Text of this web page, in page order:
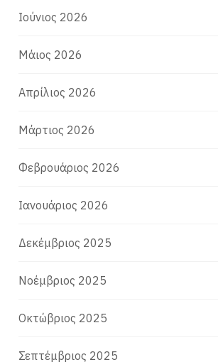
Ιούνιος 2026
Μάιος 2026
Απρίλιος 2026
Μάρτιος 2026
Φεβρουάριος 2026
Ιανουάριος 2026
Δεκέμβριος 2025
Νοέμβριος 2025
Οκτώβριος 2025
Σεπτέμβριος 2025